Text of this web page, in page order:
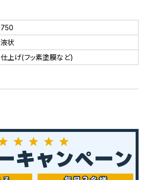
750
液状
仕上げ(フッ素塗膜など)